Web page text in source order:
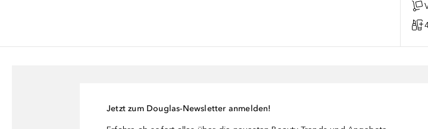
Jetzt zum Douglas-Newsletter anmelden!